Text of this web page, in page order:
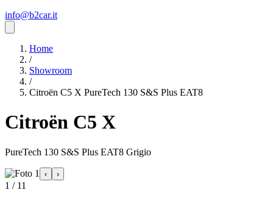
info@b2car.it
Home
/
Showroom
/
Citroën C5 X PureTech 130 S&S Plus EAT8
Citroën C5 X
PureTech 130 S&S Plus EAT8 Grigio
‹ ›
1 / 11